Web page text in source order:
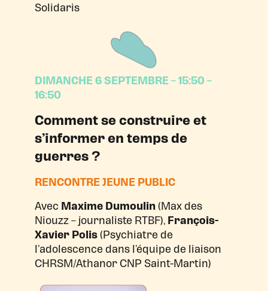
Solidaris
DIMANCHE 6 SEPTEMBRE – 15:50 –
16:50
Comment se construire et
s’informer en temps de
guerres ?
RENCONTRE JEUNE PUBLIC
AvecMaxime Dumoulin(Max des
Niouzz – journaliste RTBF),François-
Xavier Polis(Psychiatre de
l’adolescence dans l’équipe de liaison
CHRSM/Athanor CNP Saint-Martin)